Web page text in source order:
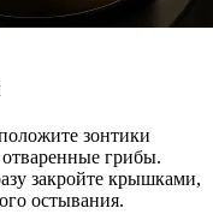
зонтики
грибы.
закройте крышками,
остывания.